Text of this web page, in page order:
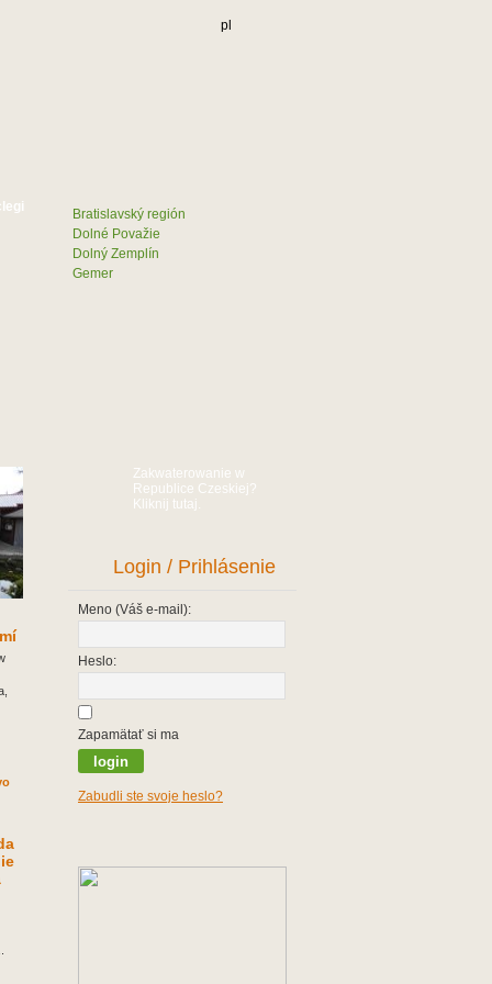
pl
Bratislavský región
Dolné Považie
Dolný Zemplín
Gemer
Zakwaterowanie w
Republice Czeskiej?
Kliknij tutaj.
Login / Prihlásenie
Meno (Váš e-mail):
Heslo:
Zapamätať si ma
Zabudli ste svoje heslo?